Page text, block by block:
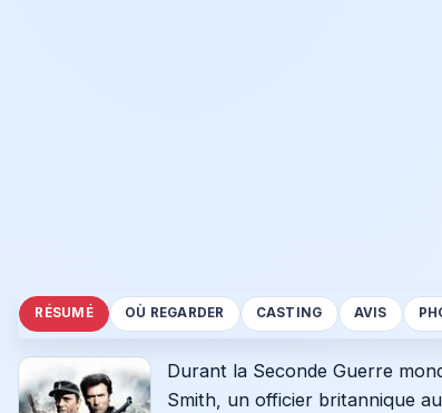
RÉSUMÉ OÙ REGARDER CASTING AVIS
Durant la Seconde Guerre
Smith, un officier britannique